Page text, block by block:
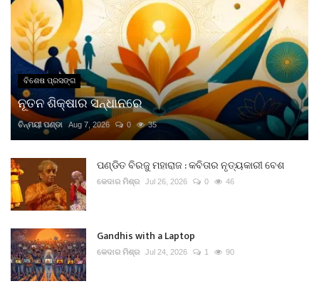
ବିଶେଷ ପ୍ରସଙ୍ଗ
ନୂତନ ଶିକ୍ଷାର ସନ୍ଧାନରେ
ଚିନ୍ମୟୀ ପଣ୍ଡା Aug 7, 2026 0 35
ପଣ୍ଡିତ ବିରଜୁ ମହାରାଜ : କବିତାର ନୃତ୍ୟକାରୀ ବେଶ
କେଦାର ମିଶ୍ର Jul 26, 2026 0 46
Gandhis with a Laptop
କେଦାର ମିଶ୍ର Jul 24, 2026 1 90